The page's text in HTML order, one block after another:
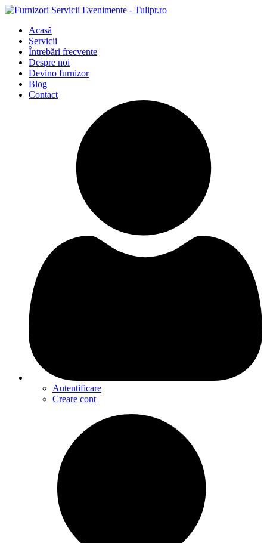
Acasă
Servicii
Întrebări frecvente
Despre noi
Devino furnizor
Blog
Contact
Autentificare
Creare cont